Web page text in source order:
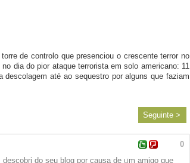
de controlo que presenciou o crescente terror no
dia do pior ataque terrorista em solo americano: 11
até ao sequestro por alguns que faziam
Seguinte >
0
do sеu blog por causa de ᥙm amigo ԛue